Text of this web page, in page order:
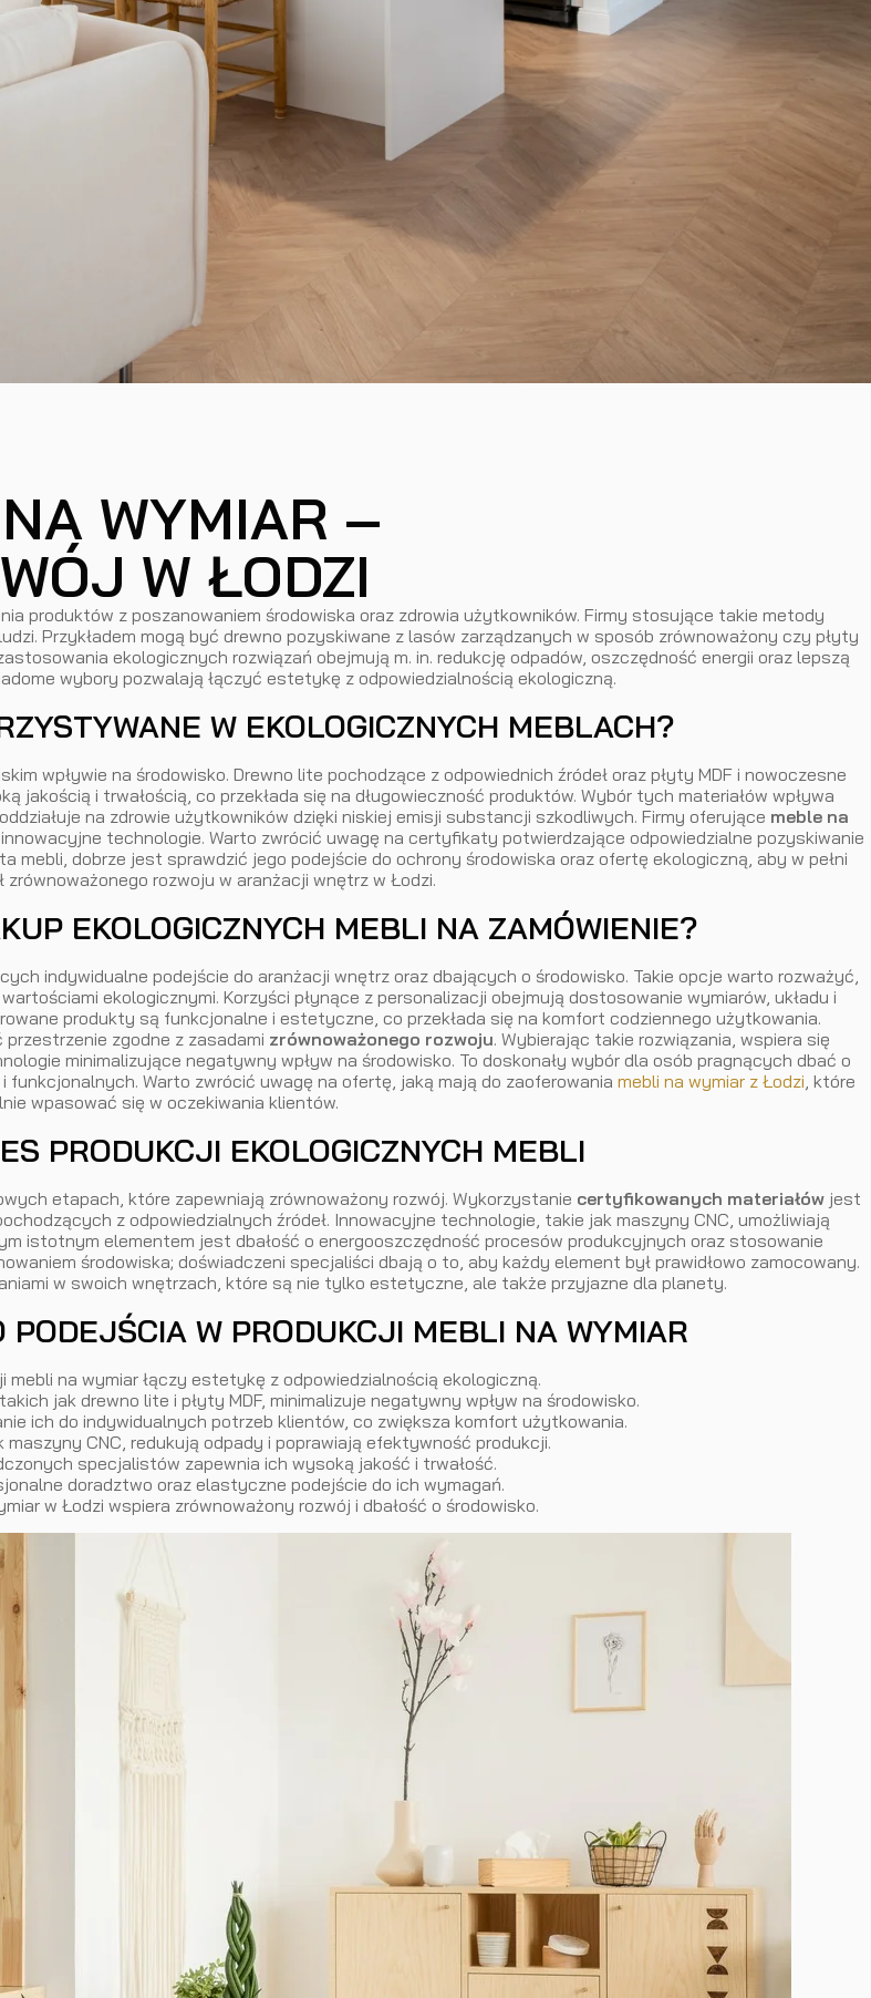
WYMIAR –
W ŁODZI
produktów z poszanowaniem środowiska oraz zdrowia użytkowników. Firmy stosujące takie metody
Przykładem mogą być drewno pozyskiwane z lasów zarządzanych w sposób zrównoważony czy płyty
ekologicznych rozwiązań obejmują m. in. redukcję odpadów, oszczędność energii oraz lepszą
wybory pozwalają łączyć estetykę z odpowiedzialnością ekologiczną.
W EKOLOGICZNYCH MEBLACH?
wpływie na środowisko. Drewno lite pochodzące z odpowiednich źródeł oraz płyty MDF i nowoczesne
i trwałością, co przekłada się na długowieczność produktów. Wybór tych materiałów wpływa
na zdrowie użytkowników dzięki niskiej emisji substancji szkodliwych. Firmy oferujące meble na
technologie. Warto zwrócić uwagę na certyfikaty potwierdzające odpowiedzialne pozyskiwanie
dobrze jest sprawdzić jego podejście do ochrony środowiska oraz ofertę ekologiczną, aby w pełni
rozwoju w aranżacji wnętrz w Łodzi.
EKOLOGICZNYCH MEBLI NA ZAMÓWIENIE?
indywidualne podejście do aranżacji wnętrz oraz dbających o środowisko. Takie opcje warto rozważyć,
ekologicznymi. Korzyści płynące z personalizacji obejmują dostosowanie wymiarów, układu i
produkty są funkcjonalne i estetyczne, co przekłada się na komfort codziennego użytkowania.
zgodne z zasadami zrównoważonego rozwoju. Wybierając takie rozwiązania, wspiera się
minimalizujące negatywny wpływ na środowisko. To doskonały wybór dla osób pragnących dbać o
Warto zwrócić uwagę na ofertę, jaką mają do zaoferowania mebli na wymiar z Łodzi, które
wpasować się w oczekiwania klientów.
PRODUKCJI EKOLOGICZNYCH MEBLI
etapach, które zapewniają zrównoważony rozwój. Wykorzystanie certyfikowanych materiałówjest
z odpowiedzialnych źródeł. Innowacyjne technologie, takie jak maszyny CNC, umożliwiają
istotnym elementem jest dbałość o energooszczędność procesów produkcyjnych oraz stosowanie
środowiska; doświadczeni specjaliści dbają o to, aby każdy element był prawidłowo zamocowany.
w swoich wnętrzach, które są nie tylko estetyczne, ale także przyjazne dla planety.
PODEJŚCIA W PRODUKCJI MEBLI NA WYMIAR
mebli na wymiar łączy estetykę z odpowiedzialnością ekologiczną.
jak drewno lite i płyty MDF, minimalizuje negatywny wpływ na środowisko.
ich do indywidualnych potrzeb klientów, co zwiększa komfort użytkowania.
CNC, redukują odpady i poprawiają efektywność produkcji.
specjalistów zapewnia ich wysoką jakość i trwałość.
doradztwo oraz elastyczne podejście do ich wymagań.
w Łodzi wspiera zrównoważony rozwój i dbałość o środowisko.